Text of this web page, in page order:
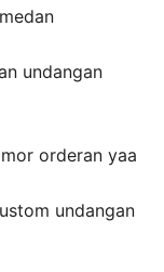
undangan
orderan yaa
undangan